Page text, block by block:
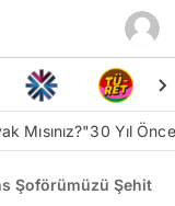
Mısınız?"30 Yıl
Şoförümüzü Şehit